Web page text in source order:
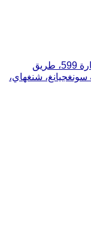
إضافة: 1203، المبنى رقم 2، رقم 1، حارة 599، طريق
شنغهاي،